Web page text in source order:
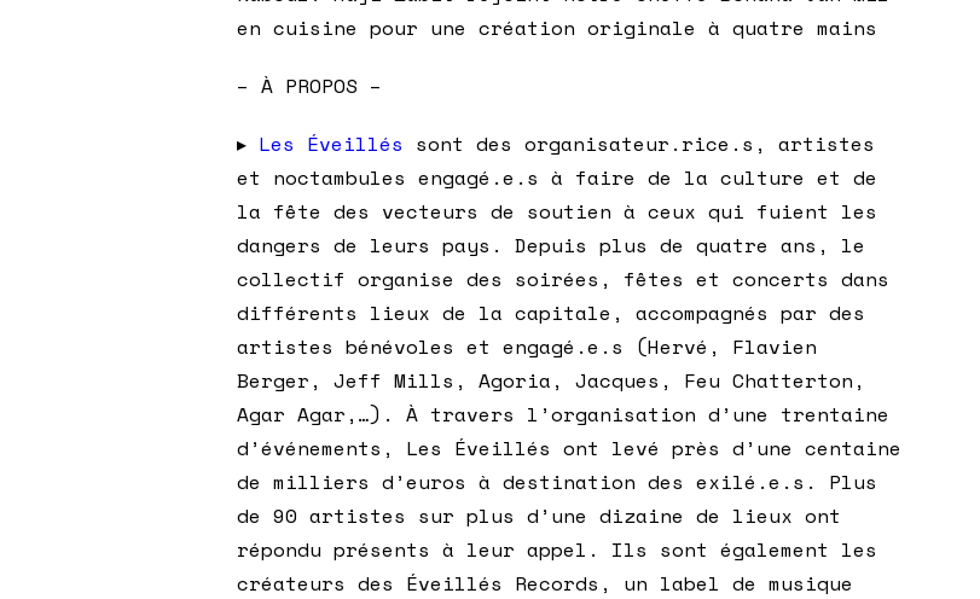
en cuisine pour une création originale à quatre mains
– À PROPOS –
▸ Les Éveillés sont des organisateur.rice.s, artistes
et noctambules engagé.e.s à faire de la culture et de
la fête des vecteurs de soutien à ceux qui fuient les
dangers de leurs pays. Depuis plus de quatre ans, le
collectif organise des soirées, fêtes et concerts dans
différents lieux de la capitale, accompagnés par des
artistes bénévoles et engagé.e.s (Hervé, Flavien
Berger, Jeff Mills, Agoria, Jacques, Feu Chatterton,
Agar Agar,…). À travers l’organisation d’une trentaine
d’événements, Les Éveillés ont levé près d’une centaine
de milliers d’euros à destination des exilé.e.s. Plus
de 90 artistes sur plus d’une dizaine de lieux ont
répondu présents à leur appel. Ils sont également les
créateurs des Éveillés Records, un label de musique